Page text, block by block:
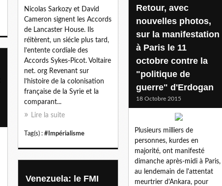
Nicolas Sarkozy et David
Cameron signent les Accords
de Lancaster House. Ils
réitèrent, un siécle plus tard,
l’entente cordiale des
Accords Sykes-Picot. Voltaire
net. org Revenant sur
l’histoire de la colonisation
française de la Syrie et la
comparant...
Lire la suite
Tag(s) : #Impérialisme
Retour, avec
nouvelles photos,
sur la manifestation
à Paris le 11
octobre contre la
"politique de
guerre" d'Erdogan
18 Octobre 2015
Plusieurs milliers de
personnes, kurdes en
majorité, ont manifesté
dimanche après-midi à Paris,
au lendemain de l'attentat
meurtrier d'Ankara, pour
Venezuela: le FMI